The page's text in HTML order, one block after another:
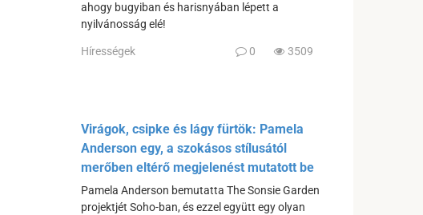
ahogy bugyiban és harisnyában lépett a
nyilvánosság elé!
Hírességek 0 3509
Virágok, csipke és lágy fürtök: Pamela
Anderson egy, a szokásos stílusától
merőben eltérő megjelenést mutatott be
Pamela Anderson bemutatta The Sonsie Garden
projektjét Soho-ban, és ezzel együtt egy olyan